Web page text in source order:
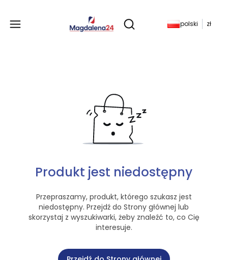
Otwórz wyszukiwarkę
Produkty w
polski zł
Produkt jest niedostępny
Przepraszamy, produkt, którego szukasz jest
niedostępny. Przejdź do Strony głównej lub
skorzystaj z wyszukiwarki, żeby znaleźć to, co Cię
interesuje.